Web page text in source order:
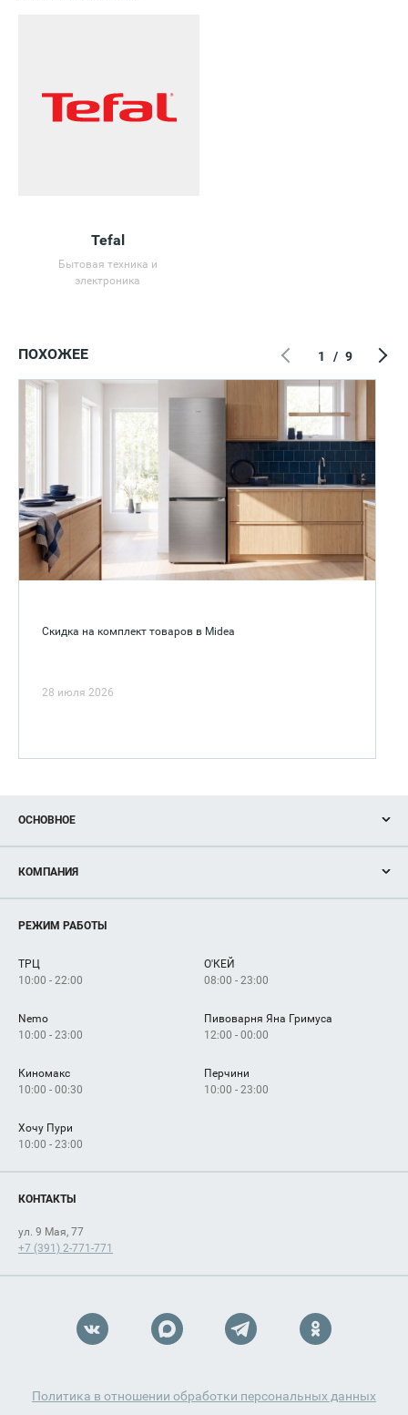
Tefal
Бытовая техника и
электроника
ПОХОЖЕЕ
Скидка на комплект товаров в Midea
28 июля 2026
1 / 9
ОСНОВНОЕ
Новости
Магазины
Услуги
КОМПАНИЯ
Рекламодателям
Как добраться
РЕЖИМ РАБОТЫ
ТРЦ
10:00 - 22:00
О'КЕЙ
08:00 - 23:00
Nemo
10:00 - 23:00
Пивоварня Яна Гримуса
12:00 - 00:00
Киномакс
10:00 - 00:30
Перчини
10:00 - 23:00
Хочу Пури
10:00 - 23:00
КОНТАКТЫ
ул. 9 Мая, 77
+7 (391) 2-771-771
Политика в отношении обработки персональных данных